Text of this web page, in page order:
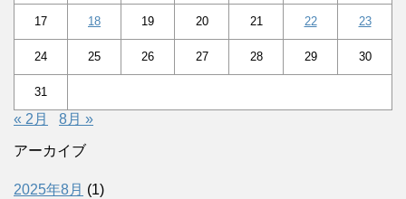
17 18 19 20 21 22 23
24 25 26 27 28 29 30
31
« 2月 8月 »
アーカイブ
2025年8月 (1)